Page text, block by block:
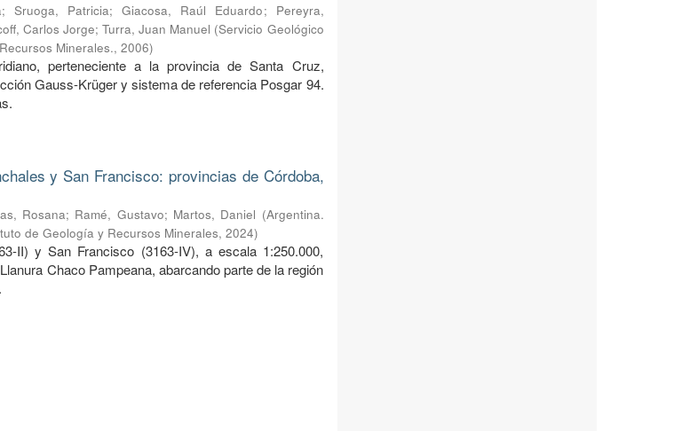
;Sruoga, Patricia;Giacosa, Raúl Eduardo; Pereyra,
Carlos Jorge;Turra, Juan Manuel (Servicio Geológico
Minerales.,2006)
perteneciente a la provincia de Santa Cruz,
Gauss-Krüger y sistema de referencia Posgar 94.
y San Francisco: provincias de Córdoba,
Rosana; Ramé, Gustavo; Martos, Daniel (Argentina.
de Geología y Recursos Minerales,2024)
II) y San Francisco (3163-IV), a escala 1:250.000,
Chaco Pampeana, abarcando parte de la región